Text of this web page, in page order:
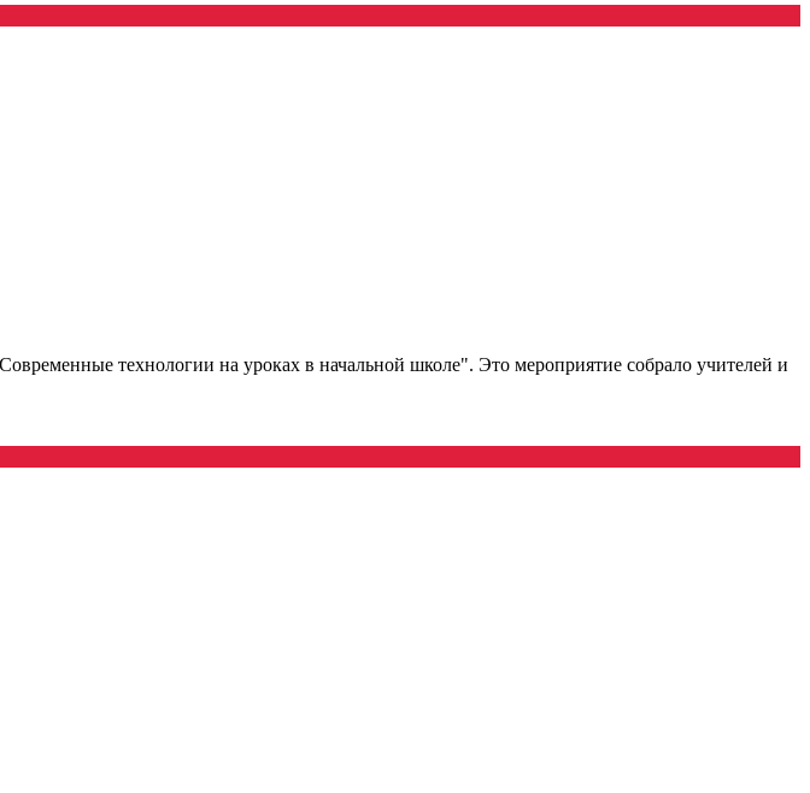
технологии на уроках в начальной школе". Это мероприятие собрало учителей и